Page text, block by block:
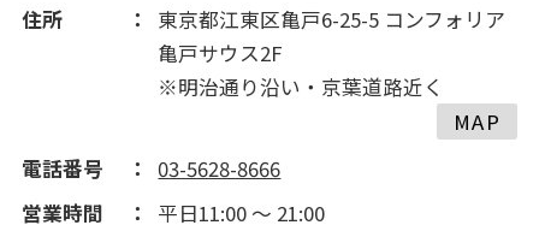
住所
東京都江東区亀戸6-25-5 コンフォリア
亀戸サウス2F
※明治通り沿い・京葉道路近く
MAP
電話番号
03-5628-8666
営業時間
平日11:00 ～ 21:00